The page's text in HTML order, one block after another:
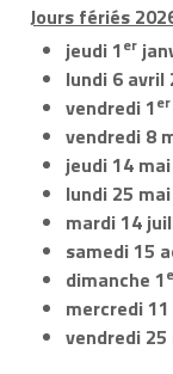
Jours fériés
jeudi 1er
lundi 6 avril
vendredi 1er
vendredi 8
jeudi 14
lundi 25
mardi 14
samedi 15
dimanche 1
mercredi
vendredi